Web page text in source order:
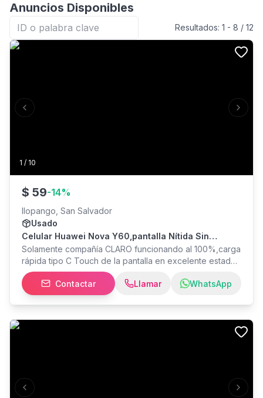
Anuncios Disponibles
Resultados: 1 - 8 / 12
1 / 10
Previous slide Next
$ 59-14%
Ilopango, San Salvador
Usado
Celular Huawei Nova Y60,pantalla Nítida Sin
Rayones Sin Quebraduras,64 Gb Memoria Interna
Solamente compañía CLARO funcionando al 100%,carga
rápida tipo C Touch de la pantalla en excelente estado
Es de una SIM,64 GB de memoria interna Pantalla 6.6
pulgadas, lector de huellas Vendo solamente el celular,
puede probarlo sin compromiso Entrego sábados y
domingos en San salvador
Contactar Llamar WhatsApp
Previous slide Next